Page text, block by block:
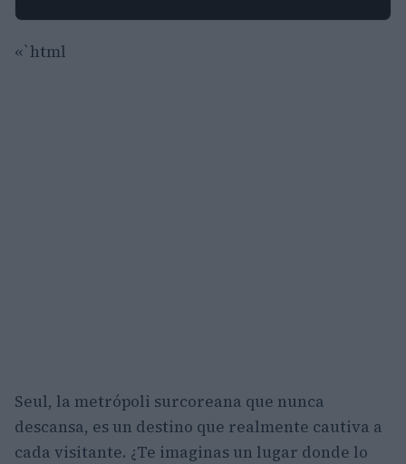
«`html
Seul, la metrópoli surcoreana que nunca
descansa, es un destino que realmente cautiva a
cada visitante. ¿Te imaginas un lugar donde lo